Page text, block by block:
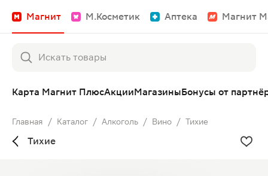
Магнит М.Косметик Аптека Магнит
Карта Магнит ПлюсАкцииМагазиныБонусы от
Главная / Каталог / Алкоголь / Вино / Тихие
Тихие